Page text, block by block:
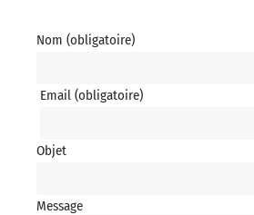
Nom (obligatoire)
Email (obligatoire)
Objet
Message